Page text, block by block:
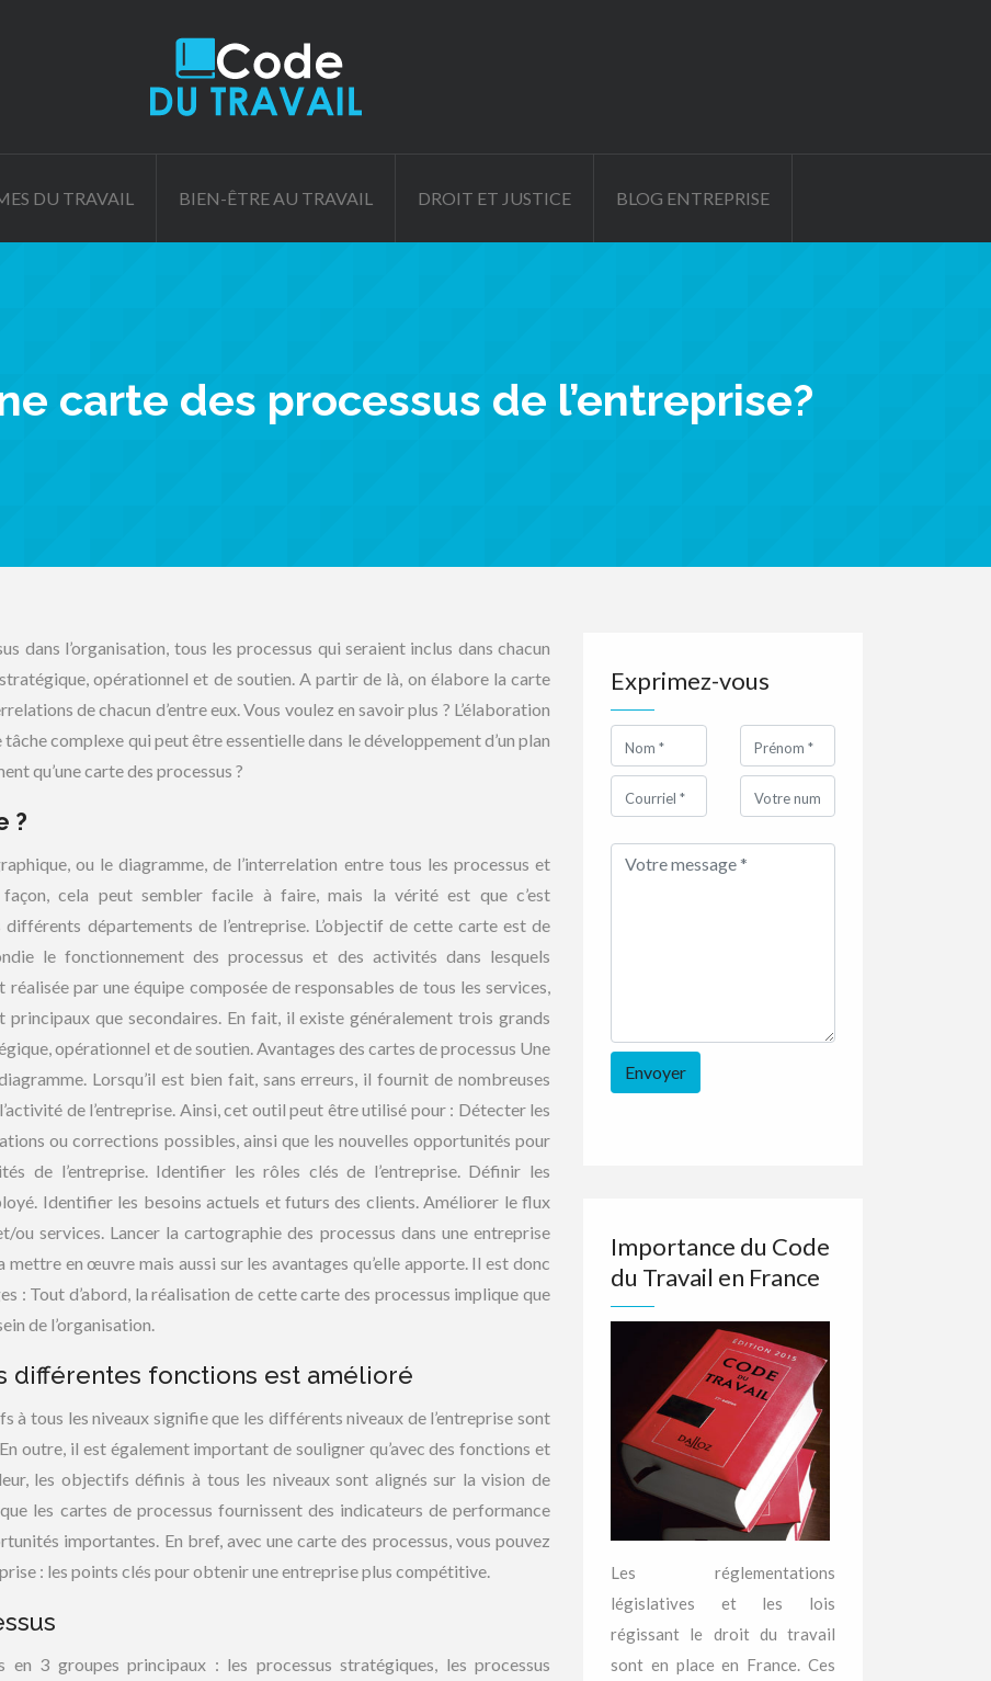
DU TRAVAIL BIEN-ÊTRE AU TRAVAIL DROIT ET JUSTICE BLOG ENTREPRISE
carte des processus de l’entreprise?
dans l’organisation, tous les processus qui seraient inclus dans chacun
opérationnel et de soutien. A partir de là, on élabore la carte
de chacun d’entre eux. Vous voulez en savoir plus ? L’élaboration
tâche complexe qui peut être essentielle dans le développement d’un plan
qu’une carte des processus ?
?
ou le diagramme, de l’interrelation entre tous les processus et
cela peut sembler facile à faire, mais la vérité est que c’est
départements de l’entreprise. L’objectif de cette carte est de
le fonctionnement des processus et des activités dans lesquels
par une équipe composée de responsables de tous les services,
principaux que secondaires. En fait, il existe généralement trois grands
opérationnel et de soutien. Avantages des cartes de processus Une
Lorsqu’il est bien fait, sans erreurs, il fournit de nombreuses
de l’entreprise. Ainsi, cet outil peut être utilisé pour : Détecter les
ou corrections possibles, ainsi que les nouvelles opportunités pour
de l’entreprise. Identifier les rôles clés de l’entreprise. Définir les
Identifier les besoins actuels et futurs des clients. Améliorer le flux
services. Lancer la cartographie des processus dans une entreprise
en œuvre mais aussi sur les avantages qu’elle apporte. Il est donc
: Tout d’abord, la réalisation de cette carte des processus implique que
de l’organisation.
différentes fonctions est amélioré
à tous les niveaux signifie que les différents niveaux de l’entreprise sont
outre, il est également important de souligner qu’avec des fonctions et
les objectifs définis à tous les niveaux sont alignés sur la vision de
les cartes de processus fournissent des indicateurs de performance
importantes. En bref, avec une carte des processus, vous pouvez
: les points clés pour obtenir une entreprise plus compétitive.
en 3 groupes principaux : les processus stratégiques, les processus
Exprimez-vous
Importance du Code
du Travail en France
Les réglementations
législatives et les lois
régissant le droit du travail
sont en place en France. Ces